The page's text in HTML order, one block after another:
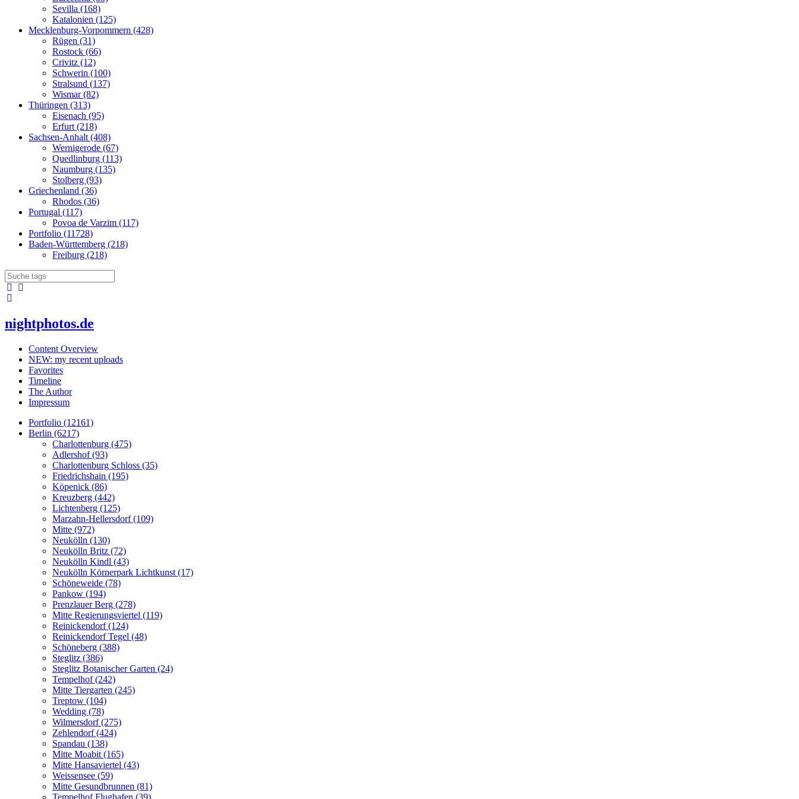
Sevilla (168)
Katalonien (125)
Mecklenburg-Vorpommern (428)
Rügen (31)
Rostock (66)
Crivitz (12)
Schwerin (100)
Stralsund (137)
Wismar (82)
Thüringen (313)
Eisenach (95)
Erfurt (218)
Sachsen-Anhalt (408)
Wernigerode (67)
Quedlinburg (113)
Naumburg (135)
Stolberg (93)
Griechenland (36)
Rhodos (36)
Portugal (117)
Povoa de Varzim (117)
Portfolio (11728)
Baden-Württemberg (218)
Freiburg (218)
nightphotos.de
Content Overview
NEW: my recent uploads
Favorites
Timeline
The Author
Impressum
Portfolio (12161)
Berlin (6217)
Charlottenburg (475)
Adlershof (93)
Charlottenburg Schloss (35)
Friedrichshain (195)
Köpenick (86)
Kreuzberg (442)
Lichtenberg (125)
Marzahn-Hellersdorf (109)
Mitte (972)
Neukölln (130)
Neukölln Britz (72)
Neukölln Kindl (43)
Neukölln Körnerpark Lichtkunst (17)
Schöneweide (78)
Pankow (194)
Prenzlauer Berg (278)
Mitte Regierungsviertel (119)
Reinickendorf (124)
Reinickendorf Tegel (48)
Schöneberg (388)
Steglitz (386)
Steglitz Botanischer Garten (24)
Tempelhof (242)
Mitte Tiergarten (245)
Treptow (104)
Wedding (78)
Wilmersdorf (275)
Zehlendorf (424)
Spandau (138)
Mitte Moabit (165)
Mitte Hansaviertel (43)
Weissensee (59)
Mitte Gesundbrunnen (81)
Tempelhof Flughafen (39)